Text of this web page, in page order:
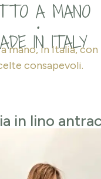
A MANO
•
IN ITALY
mano, in Italia,
consapevoli.
in lino